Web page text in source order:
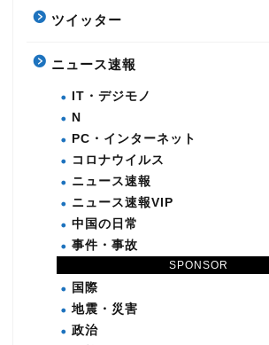
SPONSOR
ツイッター
ニュース速報
IT・デジモノ
N
PC・インターネット
コロナウイルス
ニュース速報
ニュース速報VIP
中国の日常
事件・事故
国際
地震・災害
政治